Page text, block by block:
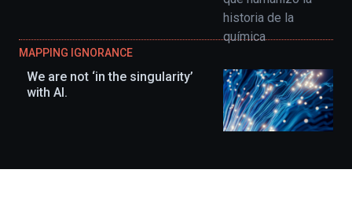
MAPPING IGNORANCE
We are not ‘in the singularity’
with AI.